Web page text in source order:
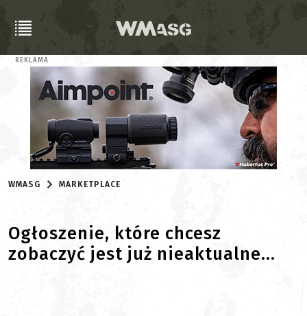
REKLAMA
WMASG MARKETPLACE
Ogłoszenie, które chcesz
zobaczyć jest już nieaktualne...